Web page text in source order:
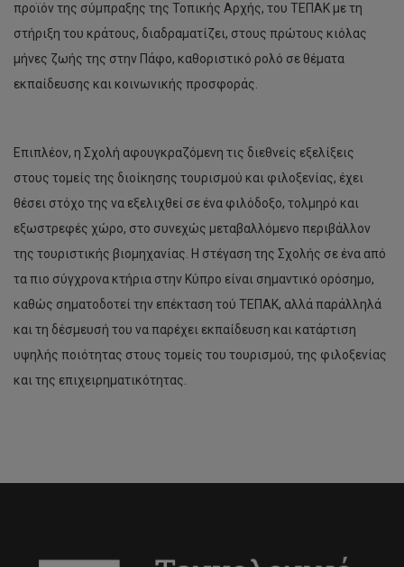
προϊόν της σύμπραξης της Τοπικής Αρχής, του ΤΕΠΑΚ με τη
στήριξη του κράτους, διαδραματίζει, στους πρώτους κιόλας
μήνες ζωής της στην Πάφο, καθοριστικό ρολό σε θέματα
εκπαίδευσης και κοινωνικής προσφοράς.
Επιπλέον, η Σχολή αφουγκραζόμενη τις διεθνείς εξελίξεις
στους τομείς της διοίκησης τουρισμού και φιλοξενίας, έχει
θέσει στόχο της να εξελιχθεί σε ένα φιλόδοξο, τολμηρό και
εξωστρεφές χώρο, στο συνεχώς μεταβαλλόμενο περιβάλλον
της τουριστικής βιομηχανίας. Η στέγαση της Σχολής σε ένα από
τα πιο σύγχρονα κτήρια στην Κύπρο είναι σημαντικό ορόσημο,
καθώς σηματοδοτεί την επέκταση τού ΤΕΠΑΚ, αλλά παράλληλά
και τη δέσμευσή του να παρέχει εκπαίδευση και κατάρτιση
υψηλής ποιότητας στους τομείς του τουρισμού, της φιλοξενίας
και της επιχειρηματικότητας.